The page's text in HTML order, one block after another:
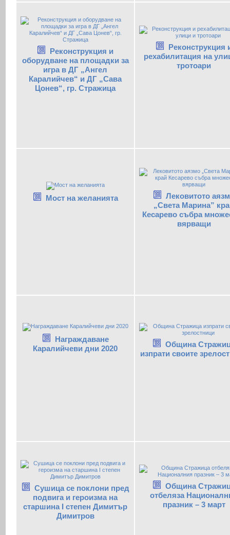
Реконструкция и
оборудване на площадки за
игра в ДГ „Ангел
Каралийчев“ и ДГ „Сава
Цонев“, гр. Стражица
Реконструкция
рехабилитация на
тротоари
Мост на желанията
Лековитото
„Света Марина”
Кесарево събра
вярващи
Награждаване
Каралийчеви дни 2020
Община
изпрати своите
Сушица се поклони пред
подвига и героизма на
старшина I степен Димитър
Димитров
Община
отбеляза
празник – 3 март